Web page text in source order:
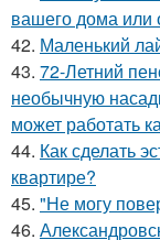
вашего дома или
42. Маленький
43. 72-Летний
необычную
может работать
44. Как сделать
квартире?
45. "Не могу
46.